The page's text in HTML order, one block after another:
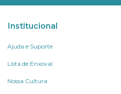
Institucional
Ajuda e Suporte
Lista de Enxoval
Nossa Cultura